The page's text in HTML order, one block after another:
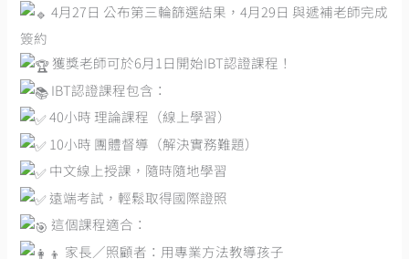
4月27日 公布第三輪篩選結果，4月29日 與遞補老師完成
簽約
獲獎老師可於6月1日開始IBT認證課程！
IBT認證課程包含：
40小時 理論課程（線上學習）
10小時 團體督導（解決實務難題）
中文線上授課，隨時隨地學習
遠端考試，輕鬆取得國際證照
這個課程適合：
家長／照顧者：用專業方法教導孩子